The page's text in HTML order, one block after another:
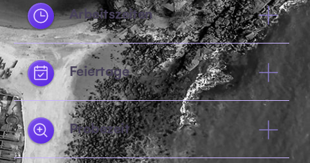
Arbeitszeiten
Feiertage
Probezeit